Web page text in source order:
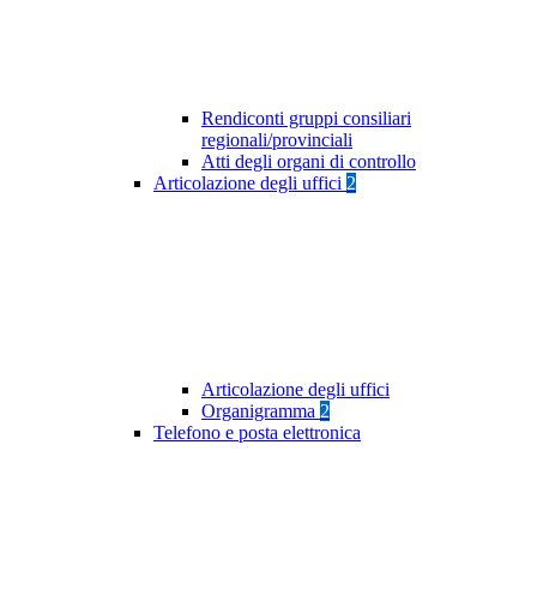
Rendiconti gruppi consiliari
regionali/provinciali
Atti degli organi di controllo
Articolazione degli uffici 2
Articolazione degli uffici
Organigramma 2
Telefono e posta elettronica